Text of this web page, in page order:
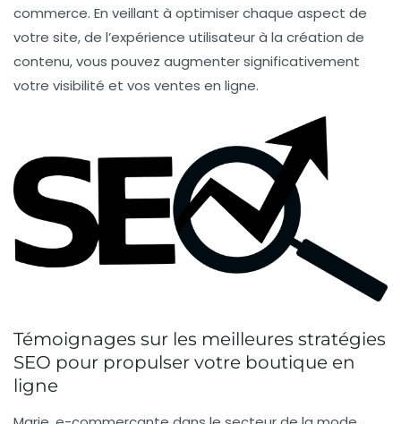
commerce. En veillant à optimiser chaque aspect de
votre site, de l’expérience utilisateur à la création de
contenu, vous pouvez augmenter significativement
votre visibilité et vos ventes en ligne.
Témoignages sur les meilleures stratégies
SEO pour propulser votre boutique en
ligne